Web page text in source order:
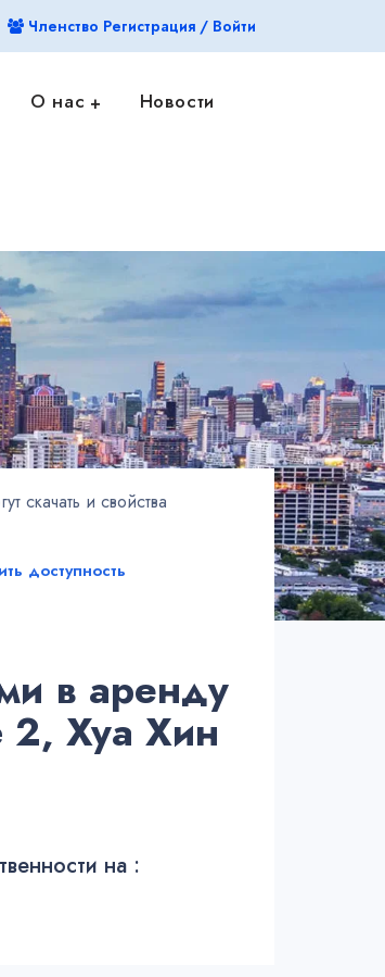
Членство Регистрация / Войти
О нас Новости
скачать и свойства
доступность
в аренду
2, Хуа Хин
на :